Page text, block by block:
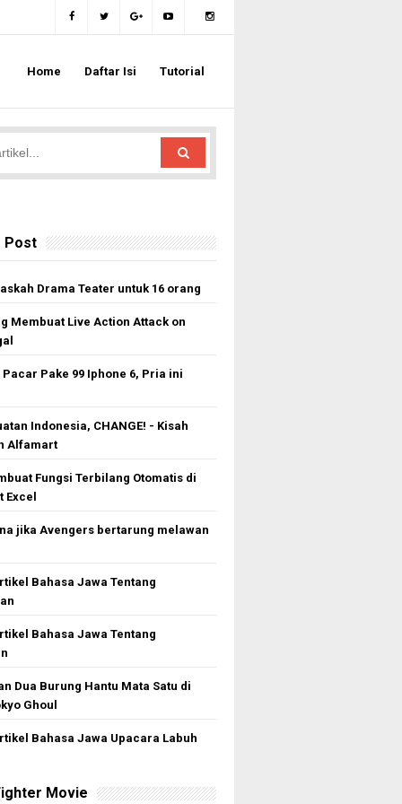
Home Daftar Isi Tutorial
Post
Drama Teater untuk 16 orang
Membuat Live Action Attack on
Pake 99 Iphone 6, Pria ini
Indonesia, CHANGE! - Kisah
Alfamart
Fungsi Terbilang Otomatis di
jika Avengers bertarung melawan
Bahasa Jawa Tentang
Bahasa Jawa Tentang
Dua Burung Hantu Mata Satu di
Ghoul
Bahasa Jawa Upacara Labuh
Movie